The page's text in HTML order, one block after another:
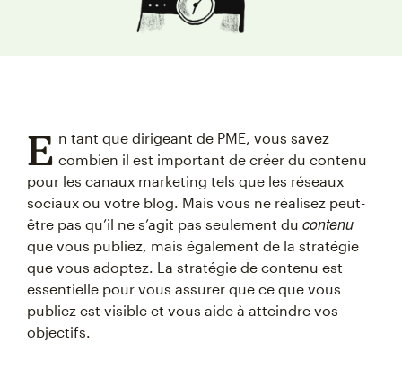
E n tant que dirigeant de PME, vous savez
combien il est important de créer du contenu
pour les canaux marketing tels que les réseaux
sociaux ou votre blog. Mais vous ne réalisez peut-
être pas qu’il ne s’agit pas seulement du contenu
que vous publiez, mais également de la stratégie
que vous adoptez. La stratégie de contenu est
essentielle pour vous assurer que ce que vous
publiez est visible et vous aide à atteindre vos
objectifs.